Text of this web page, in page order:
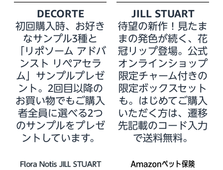
DECORTE
初回購入時、お好き
なサンプル3種と
「リポソーム アドバ
ンスト リペアセラ
ム」サンプルプレゼ
ント。2回目以降の
お買い物でもご購入
者全員に選べる2つ
のサンプルをプレゼ
ントしています。
JILL STUART
待望の新作！見たま
まの発色が続く、花
冠リップ登場。公式
オンラインショップ
限定チャーム付きの
限定ボックスセット
も。はじめてご購入
いただく方は、遷移
先記載のコード入力
で送料無料。